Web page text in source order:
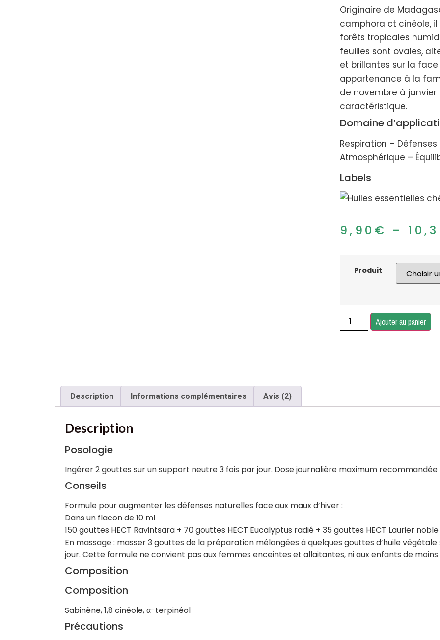
Originaire de
camphora ct cinéole,
forêts tropicales
feuilles sont ovales,
et brillantes sur la
appartenance à la
de novembre à
caractéristique.
Domaine
Respiration –
Atmosphérique –
Labels
9,90 € –
Produit
Ajouter au panier
Description Informations complémentaires Avis (2)
Description
Posologie
Ingérer 2 gouttes sur un support neutre 3 fois par jour. Dose journalière maximum recommandée
Conseils
Formule pour augmenter les défenses naturelles face aux maux d’hiver :
Dans un flacon de 10 ml
150 gouttes HECT Ravintsara + 70 gouttes HECT Eucalyptus radié + 35 gouttes HECT Laurier
En massage : masser 3 gouttes de la préparation mélangées à quelques gouttes d’huile
jour. Cette formule ne convient pas aux femmes enceintes et allaitantes, ni aux enfants de moins
Composition
Composition
Sabinène, 1,8 cinéole, α-terpinéol
Précautions